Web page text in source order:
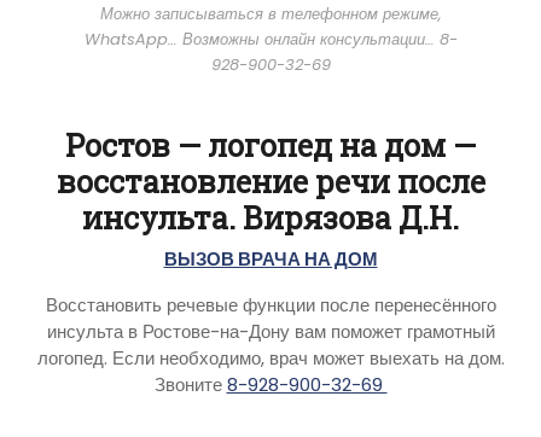
Можно записываться в телефонном режиме,
WhatsApp… Возможны онлайн консультации… 8-
928-900-32-69
Ростов — логопед на дом —
восстановление речи после
инсульта. Вирязова Д.Н.
ВЫЗОВ ВРАЧА НА ДОМ
Восстановить речевые функции после перенесённого
инсульта в Ростове-на-Дону вам поможет грамотный
логопед. Если необходимо, врач может выехать на дом.
Звоните8-928-900-32-69